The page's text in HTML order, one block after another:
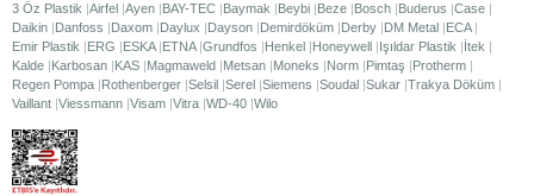
3 Öz Plastik Airfel Ayen BAY-TEC Baymak Beybi Beze Bosch Buderus Case
Daikin Danfoss Daxom Daylux Dayson Demirdöküm Derby DM Metal ECA
Emir Plastik
ERG ESKA ETNA Grundfos Henkel Honeywell Işıldar Plastik
İtek
Kalde Karbosan KAS Magmaweld Metsan Moneks Norm Pimtaş
Protherm
Regen Pompa Rothenberger Selsil Serel Siemens Soudal Sukar Trakya Döküm
Vaillant Viessmann Visam Vitra WD-40 Wilo